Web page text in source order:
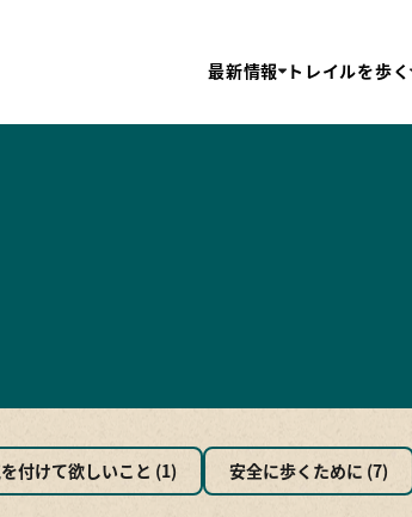
最新情報 トレイルを歩く
付けて欲しいこと (1) 安全に歩くために (7)